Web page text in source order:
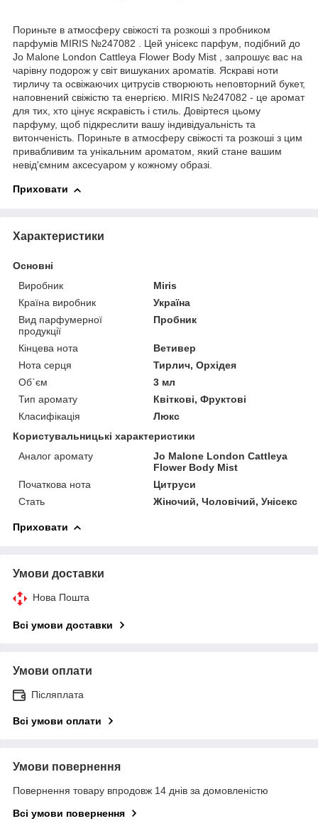
Пориньте в атмосферу свіжості та розкоші з пробником
парфумів MIRIS №247082 . Цей унісекс парфум, подібний до
Jo Malone London Cattleya Flower Body Mist , запрошує вас на
чарівну подорож у світ вишуканих ароматів. Яскраві ноти
тирличу та освіжаючих цитрусів створюють неповторний букет,
наповнений свіжістю та енергією. MIRIS №247082 - це аромат
для тих, хто цінує яскравість і стиль. Довіртеся цьому
парфуму, щоб підкреслити вашу індивідуальність та
витонченість. Пориньте в атмосферу свіжості та розкоші з цим
привабливим та унікальним ароматом, який стане вашим
невід'ємним аксесуаром у кожному образі.
Приховати
Характеристики
Основні
Виробник
Miris
Країна виробник
Україна
Вид парфумерної
продукції
Пробник
Кінцева нота
Ветивер
Нота серця
Тирлич, Орхідея
Об`єм
3 мл
Тип аромату
Квіткові, Фруктові
Класифікація
Люкс
Користувальницькі характеристики
Аналог аромату
Jo Malone London Cattleya
Flower Body Mist
Початкова нота
Цитруси
Стать
Жіночий, Чоловічий, Унісекс
Приховати
Умови доставки
Нова Пошта
Всі умови доставки
Умови оплати
Післяплата
Всі умови оплати
Умови повернення
Повернення товару впродовж 14 днів за домовленістю
Всі умови повернення